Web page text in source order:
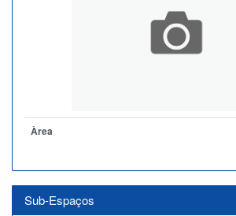
Àrea
Sub-Espaços